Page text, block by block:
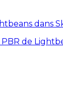
dans
de